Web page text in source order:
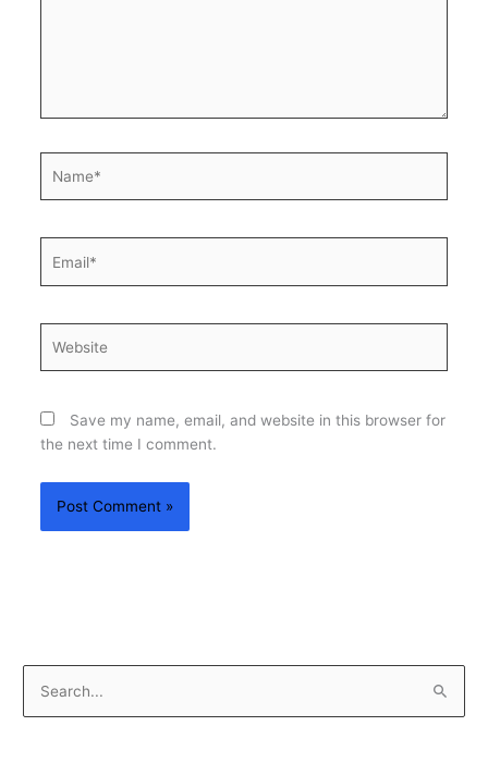
Save my name, email, and website in this browser for
the next time I comment.